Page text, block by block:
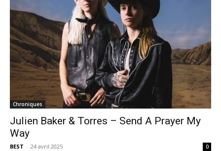
Chroniques
Julien Baker & Torres – Send A Prayer My
Way
BEST - 24 avril 2025 0